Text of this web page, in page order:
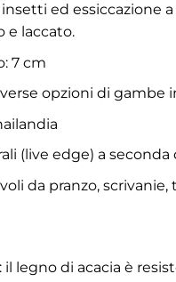
ed essiccazione
e laccato.
7 cm
opzioni di gambe
(live edge) a
da pranzo,
legno di acacia è